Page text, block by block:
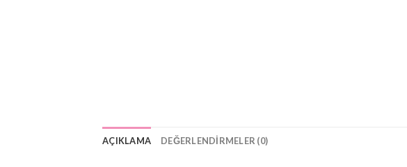
AÇIKLAMA DEĞERLENDIRMELER (0)